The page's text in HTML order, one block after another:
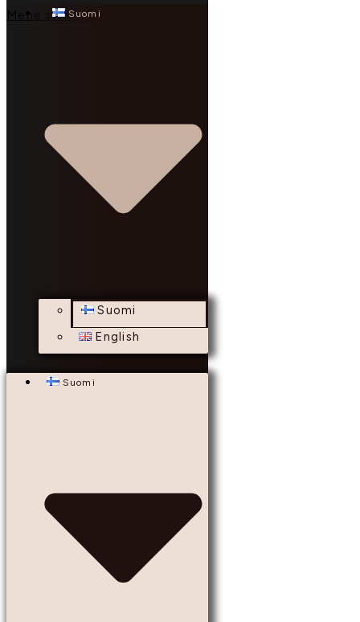
Mene sisältöön
Suomi
Suomi
English
Suomi